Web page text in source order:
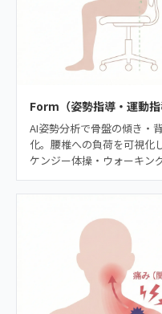
Form（姿勢指導・運動指
AI姿勢分析で骨盤の傾き・
化。腰椎への負荷を可視化
ケンジー体操・ウォーキン